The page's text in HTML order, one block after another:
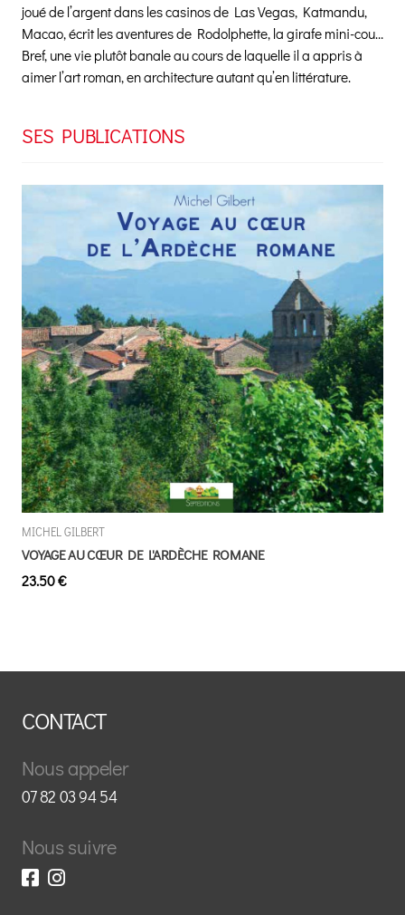
joué de l’argent dans les casinos de Las Vegas, Katmandu,
Macao, écrit les aventures de Rodolphette, la girafe mini-cou…
Bref, une vie plutôt banale au cours de laquelle il a appris à
aimer l’art roman, en architecture autant qu’en littérature.
SES PUBLICATIONS
MICHEL GILBERT
VOYAGE AU CŒUR DE L'ARDÈCHE ROMANE
23.50 €
CONTACT
Nous appeler
07 82 03 94 54
Nous suivre